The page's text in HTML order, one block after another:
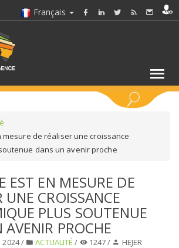
Français
SECTION
mesure de réaliser une croissance
dans un avenir proche
EST EN MESURE DE
UNE CROISSANCE
PLUS SOUTENUE
AVENIR PROCHE
2024 / ACTUALITÉ / 1247 / HEJER